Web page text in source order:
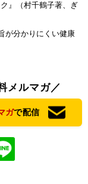
』（村千鶴子著、ぎ
が分かりにくい健康
メルマガ／
ガで配信